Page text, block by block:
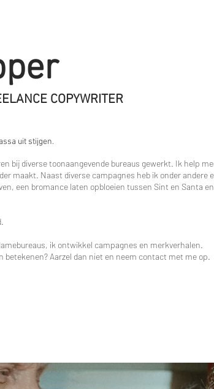
COPYWRITER
uit stijgen.
bij diverse toonaangevende bureaus gewerkt. Ik help
maakt. Naast diverse campagnes heb ik onder andere
een bromance laten opbloeien tussen Sint en Santa
ik ontwikkel campagnes en merkverhalen.
Aarzel dan niet en neem contact met me op.